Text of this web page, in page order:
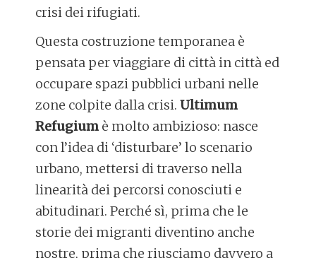
crisi dei rifugiati.
Questa costruzione temporanea è
pensata per viaggiare di città in città ed
occupare spazi pubblici urbani nelle
zone colpite dalla crisi.Ultimum
Refugiumè molto ambizioso: nasce
con l’idea di ‘disturbare’ lo scenario
urbano, mettersi di traverso nella
linearità dei percorsi conosciuti e
abitudinari. Perché sì, prima che le
storie dei migranti diventino anche
nostre, prima che riusciamo davvero a